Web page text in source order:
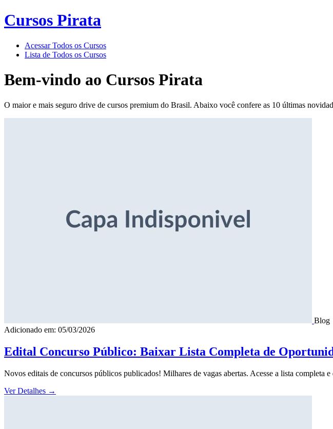
Cursos Pirata
Acessar Todos os Cursos
Lista de Todos os Cursos
Bem-vindo ao Cursos Pirata
O maior e mais seguro drive de cursos premium do Brasil. Abaixo você confere as 10 últimas
Blog
Adicionado em: 05/03/2026
Edital Concurso Público: Baixar Lista Completa de
Novos editais de concursos públicos publicados! Milhares de vagas abertas. Acesse a lista completa
Ver Detalhes →